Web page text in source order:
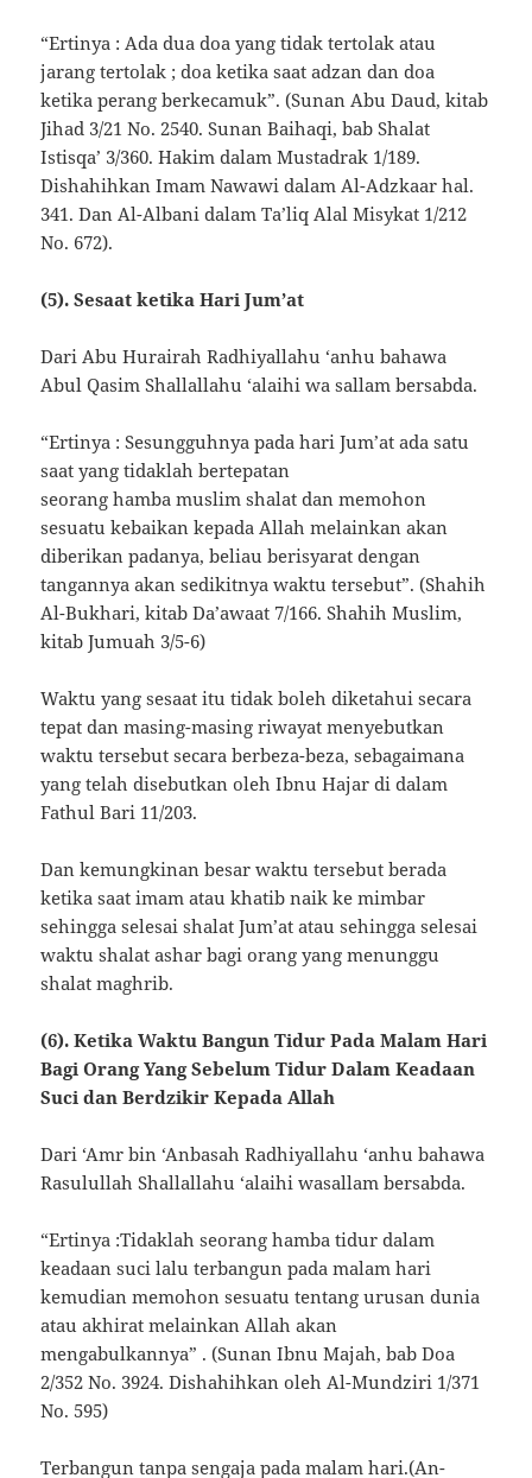
“Ertinya : Ada dua doa yang tidak tertolak atau
jarang tertolak ; doa ketika saat adzan dan doa
ketika perang berkecamuk”. (Sunan Abu Daud, kitab
Jihad 3/21 No. 2540. Sunan Baihaqi, bab Shalat
Istisqa’ 3/360. Hakim dalam Mustadrak 1/189.
Dishahihkan Imam Nawawi dalam Al-Adzkaar hal.
341. Dan Al-Albani dalam Ta’liq Alal Misykat 1/212
No. 672).
(5). Sesaat ketika Hari Jum’at
Dari Abu Hurairah Radhiyallahu ‘anhu bahawa
Abul Qasim Shallallahu ‘alaihi wa sallam bersabda.
“Ertinya : Sesungguhnya pada hari Jum’at ada satu
saat yang tidaklah bertepatan
seorang hamba muslim shalat dan memohon
sesuatu kebaikan kepada Allah melainkan akan
diberikan padanya, beliau berisyarat dengan
tangannya akan sedikitnya waktu tersebut”. (Shahih
Al-Bukhari, kitab Da’awaat 7/166. Shahih Muslim,
kitab Jumuah 3/5-6)
Waktu yang sesaat itu tidak boleh diketahui secara
tepat dan masing-masing riwayat menyebutkan
waktu tersebut secara berbeza-beza, sebagaimana
yang telah disebutkan oleh Ibnu Hajar di dalam
Fathul Bari 11/203.
Dan kemungkinan besar waktu tersebut berada
ketika saat imam atau khatib naik ke mimbar
sehingga selesai shalat Jum’at atau sehingga selesai
waktu shalat ashar bagi orang yang menunggu
shalat maghrib.
(6). Ketika Waktu Bangun Tidur Pada Malam Hari
Bagi Orang Yang Sebelum Tidur Dalam Keadaan
Suci dan Berdzikir Kepada Allah
Dari ‘Amr bin ‘Anbasah Radhiyallahu ‘anhu bahawa
Rasulullah Shallallahu ‘alaihi wasallam bersabda.
“Ertinya :Tidaklah seorang hamba tidur dalam
keadaan suci lalu terbangun pada malam hari
kemudian memohon sesuatu tentang urusan dunia
atau akhirat melainkan Allah akan
mengabulkannya” . (Sunan Ibnu Majah, bab Doa
2/352 No. 3924. Dishahihkan oleh Al-Mundziri 1/371
No. 595)
Terbangun tanpa sengaja pada malam hari.(An-